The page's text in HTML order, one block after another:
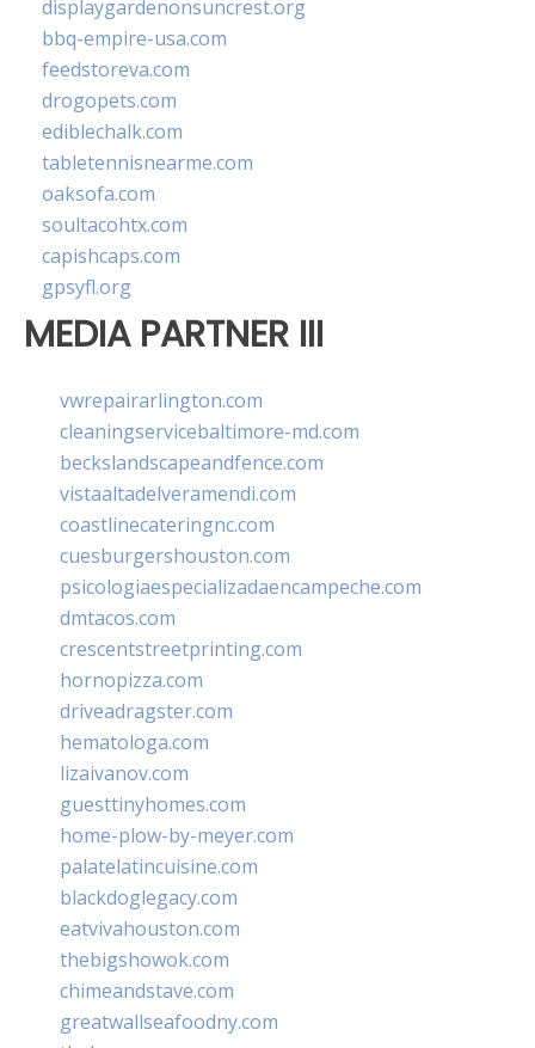
displaygardenonsuncrest.org
bbq-empire-usa.com
feedstoreva.com
drogopets.com
ediblechalk.com
tabletennisnearme.com
oaksofa.com
soultacohtx.com
capishcaps.com
gpsyfl.org
MEDIA PARTNER III
vwrepairarlington.com
cleaningservicebaltimore-md.com
beckslandscapeandfence.com
vistaaltadelveramendi.com
coastlinecateringnc.com
cuesburgershouston.com
psicologiaespecializadaencampeche.com
dmtacos.com
crescentstreetprinting.com
hornopizza.com
driveadragster.com
hematologa.com
lizaivanov.com
guesttinyhomes.com
home-plow-by-meyer.com
palatelatincuisine.com
blackdoglegacy.com
eatvivahouston.com
thebigshowok.com
chimeandstave.com
greatwallseafoodny.com